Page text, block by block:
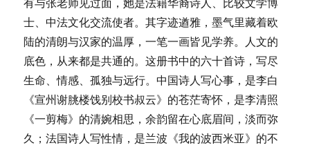
士、中法文化交流使者。其字迹遒雅，墨气里藏着欧
陆的清朗与汉家的温厚，一笔一画皆见学养。人文的
底色，从来都是共通的。这册书中的六十首诗，写尽
生命、情感、孤独与远行。中国诗人写心事，是李白
《宣州谢朓楼饯别校书叔云》的苍茫寄怀，是李清照
《一剪梅》的清婉相思，余韵留在心底眉间，淡而弥
久；法国诗人写性情，是兰波《我的波西米亚》的不